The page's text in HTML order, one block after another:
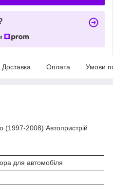
Доставка Оплата Умови
(1997-2008) Автопристрій
для автомобіля